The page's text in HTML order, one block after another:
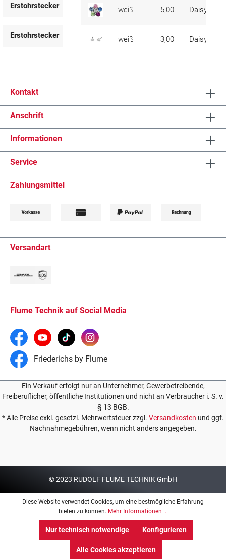
Erstohrstecker weiß 5,00 Daisy
Erstohrstecker weiß 3,00 Daisy
Kontakt
Anschrift
Informationen
Service
Zahlungsmittel
Versandart
Flume Technik auf Social Media
Friederichs by Flume
Ein Verkauf erfolgt nur an Unternehmer, Gewerbetreibende,
Freiberuflicher, öffentliche Institutionen und nicht an Verbraucher i. S. v.
§ 13 BGB.
* Alle Preise exkl. gesetzl. Mehrwertsteuer zzgl. Versandkosten und ggf.
Nachnahmegebühren, wenn nicht anders angegeben.
© 2023 RUDOLF FLUME TECHNIK GmbH
Diese Website verwendet Cookies, um eine bestmögliche Erfahrung
bieten zu können. Mehr Informationen ...
Nur technisch notwendige Konfigurieren
Alle Cookies akzeptieren